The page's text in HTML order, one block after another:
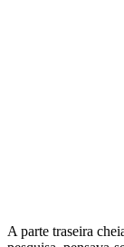
A parte traseira